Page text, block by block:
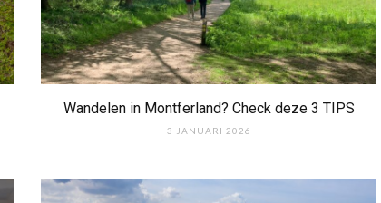
Wandelen in Montferland? Check deze 3 TIPS
3 JANUARI 2026